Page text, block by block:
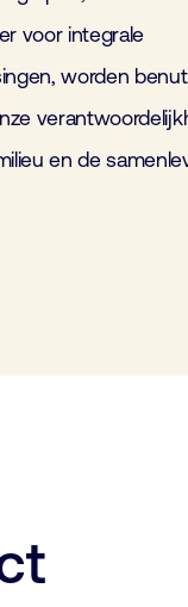
voor integrale
worden
en de